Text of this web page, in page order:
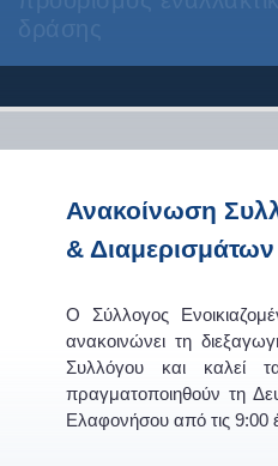
Ανακοίνωση
&
Ο Σύλλογος
ανακοινώνει τη
Συλλόγου και καλεί
πραγματοποιηθούν τη
Ελαφονήσου από τις 9:00